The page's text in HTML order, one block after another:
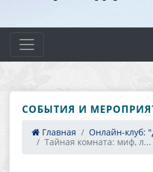
СОБЫТИЯ И
Главная
Онлайн-клуб:
Тайная комната: миф, л...